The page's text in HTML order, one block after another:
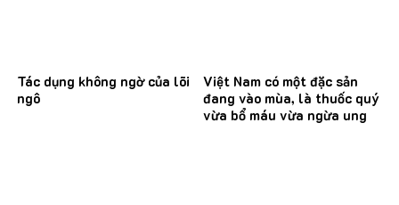
Tác dụng không ngờ của lõi
ngô
Việt Nam có một đặc sản
đang vào mùa, là thuốc quý
vừa bổ máu vừa ngừa ung